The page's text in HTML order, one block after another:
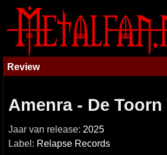
Review
Amenra - De Toorn
Jaar van release: 2025
Label: Relapse Records